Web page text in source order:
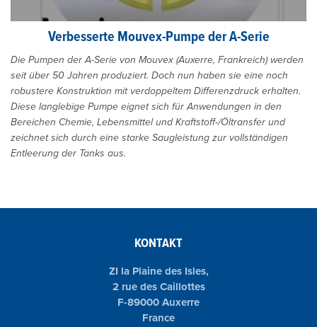
Verbesserte Mouvex-Pumpe der A-Serie
Die Pumpen der A-Serie von Mouvex (Auxerre, Frankreich) werden
seit über 50 Jahren produziert. Doch nun haben sie eine noch
robustere Konstruktion mit verdoppeltem Differenzdruck erhalten.
Diese langlebige Pumpe eignet sich für Anwendungen in den
Bereichen Chemie, Lebensmittel und Kraftstoff-/Öltransfer und
zeichnet sich durch eine starke Saugleistung zur vollständigen
Entleerung der Tanks aus.
KONTAKT
ZI la Plaine des Isles,
2 rue des Caillottes
F-89000 Auxerre
France